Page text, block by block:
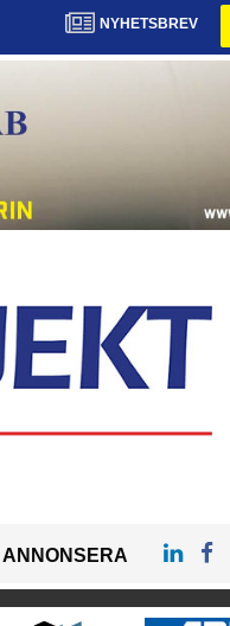
NYHETSBREV
ANNONSERA